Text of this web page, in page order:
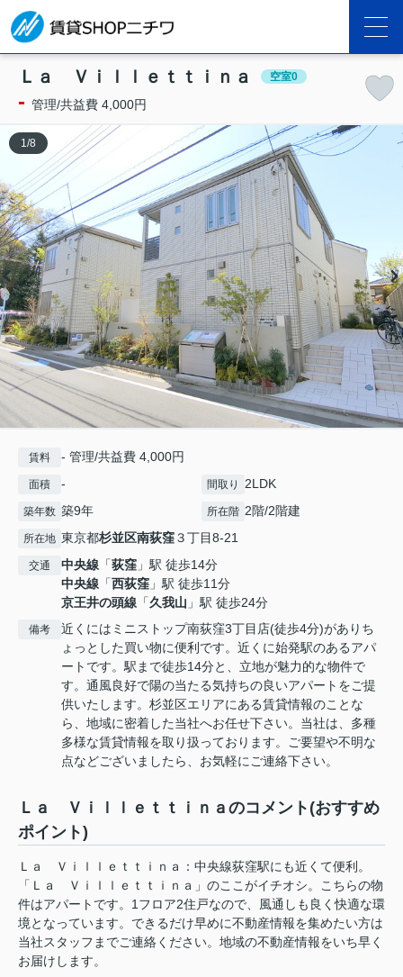
Ｌａ Ｖｉｌｌｅｔｔｉｎａ 空室0
- 管理/共益費 4,000円
1 /8
賃料 - 管理/共益費 4,000円
面積 - 間取り 2LDK
築年数 築9年 所在階 2階/2階建
所在地 東京都杉並区南荻窪３丁目8-21
交通 中央線 「荻窪 」駅 徒歩14分
中央線 「西荻窪 」駅 徒歩11分
京王井の頭線 「久我山 」駅 徒歩24分
備考
近くにはミニストップ南荻窪3丁目店(徒歩4分)がありち
ょっとした買い物に便利です。近くに始発駅のあるアパ
ートです。駅まで徒歩14分と、立地が魅力的な物件で
す。通風良好で陽の当たる気持ちの良いアパートをご提
供いたします。杉並区エリアにある賃貸情報のことな
ら、地域に密着した当社へお任せ下さい。当社は、多種
多様な賃貸情報を取り扱っております。ご要望や不明な
点などございましたら、お気軽にご連絡下さい。
Ｌａ Ｖｉｌｌｅｔｔｉｎａのコメント(おすすめ
ポイント)
Ｌａ Ｖｉｌｌｅｔｔｉｎａ：中央線荻窪駅にも近くて便利。
「Ｌａ Ｖｉｌｌｅｔｔｉｎａ」のここがイチオシ。こちらの物
件はアパートです。1フロア2住戸なので、風通しも良く快適な環
境となっています。できるだけ早めに不動産情報を集めたい方は
当社スタッフまでご連絡ください。地域の不動産情報をいち早く
お届けします。